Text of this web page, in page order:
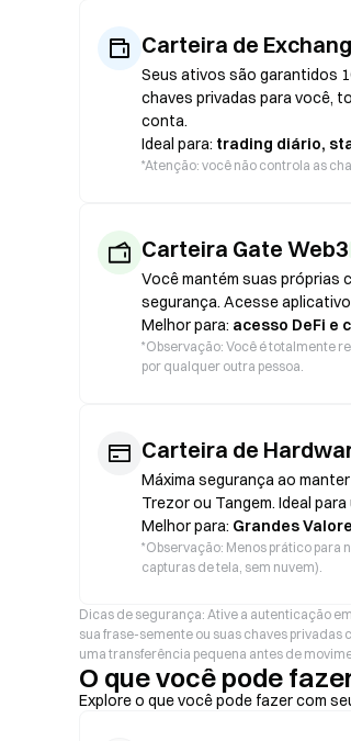
Carteira de
Seus ativos são garantidos
chaves privadas para você,
conta.
Ideal para: trading diário,
*Atenção: você não controla as
Carteira Gate Web3
Você mantém suas próprias
segurança. Acesse
Melhor para: acesso DeFi e
*Observação: Você é totalmente
por qualquer outra pessoa.
Carteira de
Máxima segurança ao
Trezor ou Tangem. Ideal
Melhor para: Grandes
*Observação: Menos prático para
capturas de tela, sem nuvem).
Dicas de segurança: Ative a autenticação
sua frase-semente ou suas chaves
uma transferência pequena antes de
O que você pode
Explore o que você pode fazer com